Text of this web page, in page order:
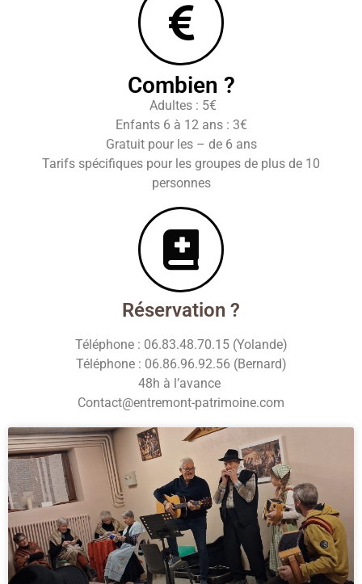
Combien ?
Adultes : 5€
Enfants 6 à 12 ans : 3€
Gratuit pour les – de 6 ans
Tarifs spécifiques pour les groupes de plus de 10
personnes
Réservation ?
Téléphone : 06.83.48.70.15 (Yolande)
Téléphone : 06.86.96.92.56 (Bernard)
48h à l’avance
Contact@entremont-patrimoine.com